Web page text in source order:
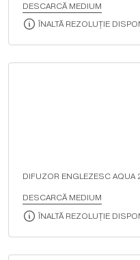
DESCARCĂ MEDIUM
ÎNALTĂ REZOLUȚIE
DIFUZOR ENGLEZESC AQUA
DESCARCĂ MEDIUM
ÎNALTĂ REZOLUȚIE